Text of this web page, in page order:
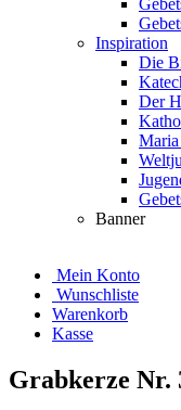
Inspiration
Die
Der
Banner
Mein Konto
Wunschliste
Warenkorb
Kasse
Grabkerze Nr.